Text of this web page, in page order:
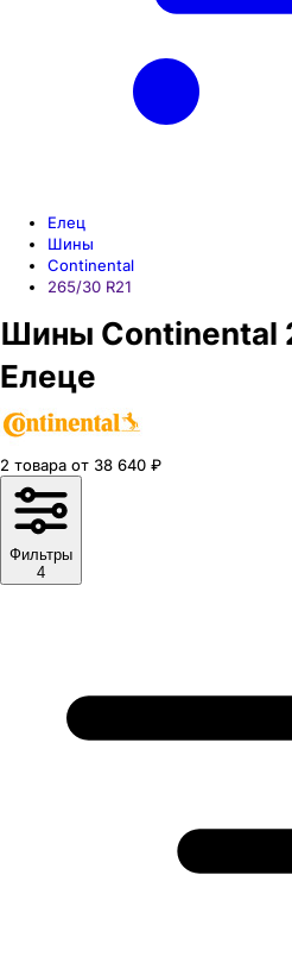
Елец
Шины
Continental
265/30 R21
Шины Continental
Елеце
2 товара от 38 640 ₽
Фильтры
4